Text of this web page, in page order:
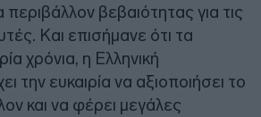
βεβαιότητας για τις
Και επισήμανε ότι τα
χρόνια, η Ελληνική
την ευκαιρία να αξιοποιήσει το
και να φέρει μεγάλες